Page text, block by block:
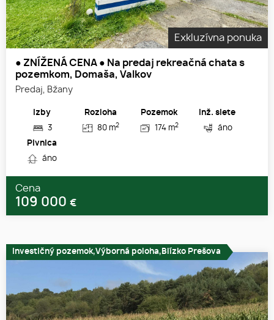
Exkluzívna ponuka
● ZNÍŽENÁ CENA ● Na predaj rekreačná chata s
pozemkom, Domaša, Valkov
Predaj, Bžany
Izby
3
Rozloha
80 m2
Pozemok
174 m2
Inž. siete
áno
Pivnica
áno
Cena
109 000 €
Investičný pozemok,Výborná poloha,Blízko Prešova